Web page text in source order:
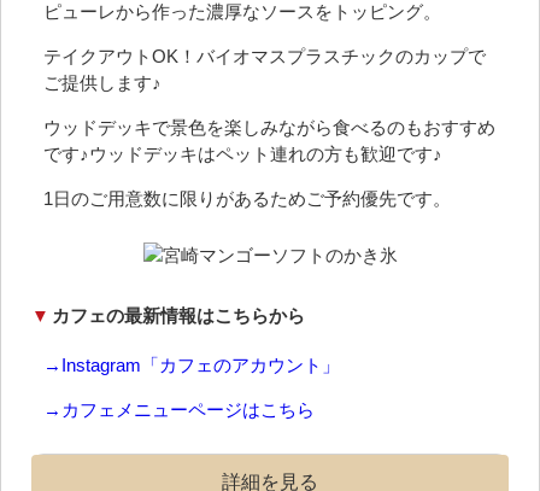
ピューレから作った濃厚​なソースをトッピング。
テイクアウトOK！バイオマスプラスチックのカップで
ご提供します♪
ウッドデッキで景色を楽しみながら食べるのもおすすめ
です♪ウッドデッキはペット連れの方も歓迎です♪
1日のご用意数に限りがあるためご予約優先です。
▼ カフェの最新情報はこちらから
→Instagram「カフェのアカウント」
→カフェメニューページはこちら
詳細を見る